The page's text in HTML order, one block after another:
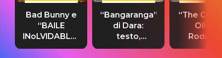
Bad Bunny e
“BAILE
INoLVIDABLE”:
testo,
“Bangaranga”
di Dara:
testo,
traduzione e
“The
Olivia
testo,